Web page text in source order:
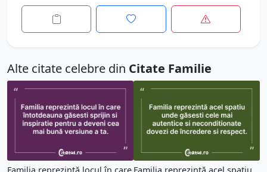
Alte citate celebre din Citate Familie